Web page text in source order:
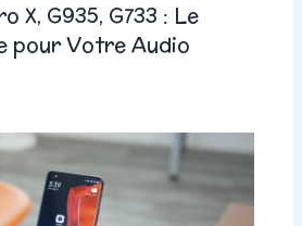
X, G935, G733 : Le
pour Votre Audio